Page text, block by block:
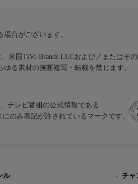
合がございます。
米国TiVo Brands LLCおよび／またはそ
る素材の無断複写・転載を禁じます。
テレビ番組の公式情報である
のみ表記が許されているマークです。
ル
チャ